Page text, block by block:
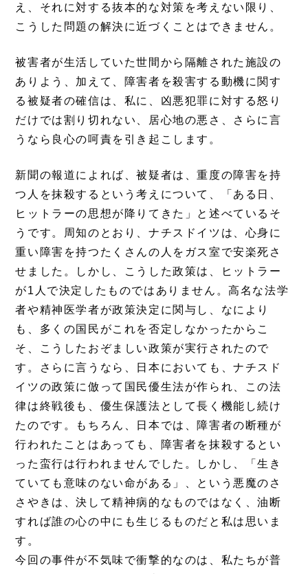
え、それに対する抜本的な対策を考えない限り、
こうした問題の解決に近づくことはできません。
被害者が生活していた世間から隔離された施設の
ありよう、加えて、障害者を殺害する動機に関す
る被疑者の確信は、私に、凶悪犯罪に対する怒り
だけでは割り切れない、居心地の悪さ、さらに言
うなら良心の呵責を引き起こします。
新聞の報道によれば、被疑者は、重度の障害を持
つ人を抹殺するという考えについて、「ある日、
ヒットラーの思想が降りてきた」と述べているそ
うです。周知のとおり、ナチスドイツは、心身に
重い障害を持つたくさんの人をガス室で安楽死さ
せました。しかし、こうした政策は、ヒットラー
が1人で決定したものではありません。高名な法学
者や精神医学者が政策決定に関与し、なにより
も、多くの国民がこれを否定しなかったからこ
そ、こうしたおぞましい政策が実行されたので
す。さらに言うなら、日本においても、ナチスド
イツの政策に倣って国民優生法が作られ、この法
律は終戦後も、優生保護法として長く機能し続け
たのです。もちろん、日本では、障害者の断種が
行われたことはあっても、障害者を抹殺するとい
った蛮行は行われませんでした。しかし、「生き
ていても意味のない命がある」、という悪魔のさ
さやきは、決して精神病的なものではなく、油断
すれば誰の心の中にも生じるものだと私は思いま
す。
今回の事件が不気味で衝撃的なのは、私たちが普